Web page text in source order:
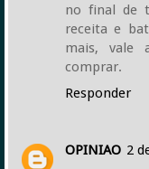
no final de
receita e
mais, vale
comprar.
Responder
OPINIAO 2